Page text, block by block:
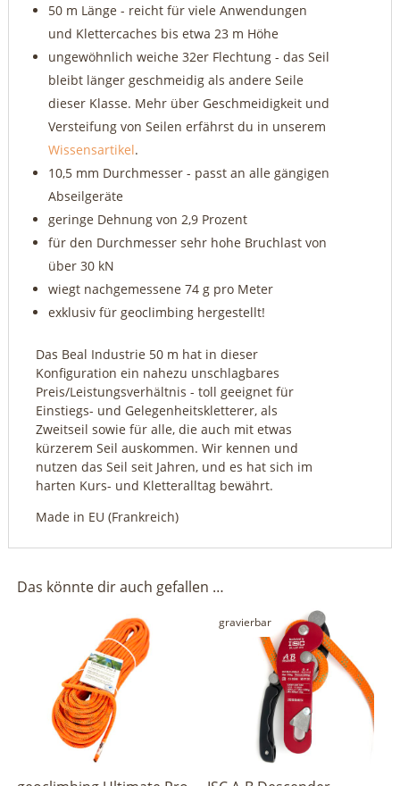
50 m Länge - reicht für viele Anwendungen
und Klettercaches bis etwa 23 m Höhe
ungewöhnlich weiche 32er Flechtung - das Seil
bleibt länger geschmeidig als andere Seile
dieser Klasse. Mehr über Geschmeidigkeit und
Versteifung von Seilen erfährst du in unserem
Wissensartikel.
10,5 mm Durchmesser - passt an alle gängigen
Abseilgeräte
geringe Dehnung von 2,9 Prozent
für den Durchmesser sehr hohe Bruchlast von
über 30 kN
wiegt nachgemessene 74 g pro Meter
exklusiv für geoclimbing hergestellt!
Das Beal Industrie 50 m hat in dieser
Konfiguration ein nahezu unschlagbares
Preis/Leistungsverhältnis - toll geeignet für
Einstiegs- und Gelegenheitskletterer, als
Zweitseil sowie für alle, die auch mit etwas
kürzerem Seil auskommen. Wir kennen und
nutzen das Seil seit Jahren, und es hat sich im
harten Kurs- und Kletteralltag bewährt.
Made in EU (Frankreich)
Das könnte dir auch gefallen …
gravierbar